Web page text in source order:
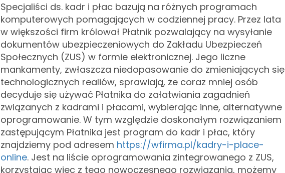
Specjaliści ds. kadr i płac bazują na różnych programach
komputerowych pomagających w codziennej pracy. Przez lata
w większości firm królował Płatnik pozwalający na wysyłanie
dokumentów ubezpieczeniowych do Zakładu Ubezpieczeń
Społecznych (ZUS) w formie elektronicznej. Jego liczne
mankamenty, zwłaszcza niedopasowanie do zmieniających się
technologicznych realiów, sprawiają, że coraz mniej osób
decyduje się używać Płatnika do załatwiania zagadnień
związanych z kadrami i płacami, wybierając inne, alternatywne
oprogramowanie. W tym względzie doskonałym rozwiązaniem
zastępującym Płatnika jest program do kadr i płac, który
znajdziemy pod adresem https://wfirma.pl/kadry-i-place-
online. Jest na liście oprogramowania zintegrowanego z ZUS,
korzystając więc z tego nowoczesnego rozwiązania, możemy